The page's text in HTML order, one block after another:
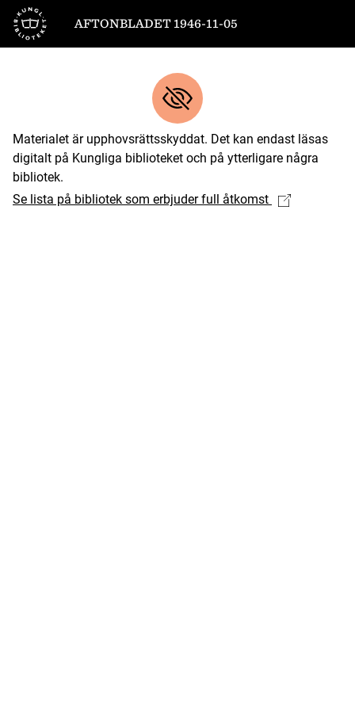
Till startsidan
AFTONBLADET 1946-11-05
Materialet är upphovsrättsskyddat. Det kan endast läsas
digitalt på Kungliga biblioteket och på ytterligare några
bibliotek.
Se lista på bibliotek som erbjuder full åtkomst